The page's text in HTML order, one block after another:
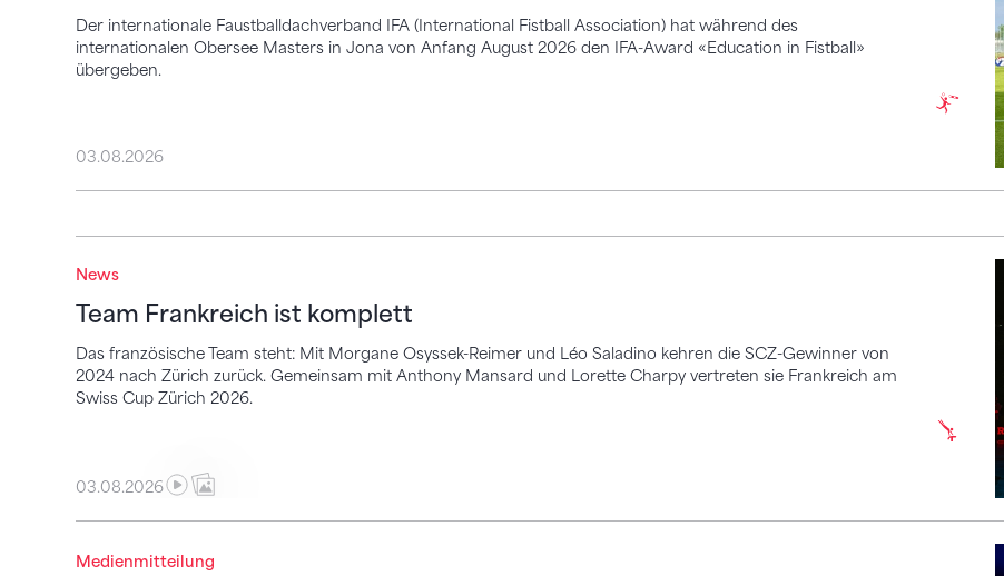
Der internationale Faustballdachverband IFA (International Fistball Association) hat während des
internationalen Obersee Masters in Jona von Anfang August 2026 den IFA-Award «Education in Fistball»
übergeben.
03.08.2026
News
Team Frankreich ist komplett
Das französische Team steht: Mit Morgane Osyssek-Reimer und Léo Saladino kehren die SCZ-Gewinner von
2024 nach Zürich zurück. Gemeinsam mit Anthony Mansard und Lorette Charpy vertreten sie Frankreich am
Swiss Cup Zürich 2026.
Team Frankreich ist komplett
03.08.2026
Medienmitteilung
Martina Eisenegger rückt ins EM-Team für Zagreb nach